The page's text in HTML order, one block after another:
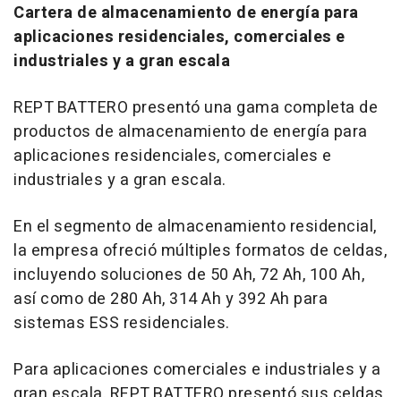
Cartera de almacenamiento de energía para
aplicaciones residenciales, comerciales e
industriales y a gran escala
REPT BATTERO presentó una gama completa de
productos de almacenamiento de energía para
aplicaciones residenciales, comerciales e
industriales y a gran escala.
En el segmento de almacenamiento residencial,
la empresa ofreció múltiples formatos de celdas,
incluyendo soluciones de 50 Ah, 72 Ah, 100 Ah,
así como de 280 Ah, 314 Ah y 392 Ah para
sistemas ESS residenciales.
Para aplicaciones comerciales e industriales y a